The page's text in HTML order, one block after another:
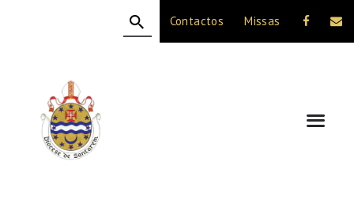
Contactos Missas
A DIOCESE
CELEBRAÇÃO
VIDA CRISTÃ
NOTÍCIAS